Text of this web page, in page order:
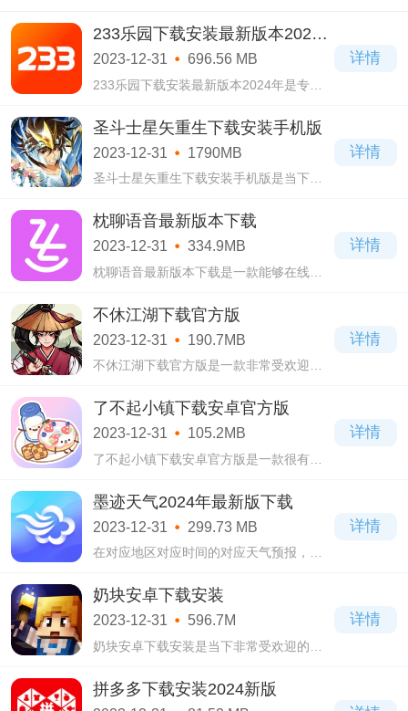
233乐园下载安装最新版本2024
年
2023-12-31 696.56 MB
233乐园下载安装最新版本2024年是专门
平台，当中设立了上百份的不同游戏区域
模块来供对应玩家自主选择关注，自由选
择加入的23
详情
圣斗士星矢重生下载安装手机版
2023-12-31 1790MB
圣斗士星矢重生下载安装手机版是当下十
星矢重生下载安装手机版游戏根据圣斗士
星矢原著动漫改编而成，人物以及场景都
完美的
详情
枕聊语音最新版本下载
2023-12-31 334.9MB
枕聊语音最新版本下载是一款能够在线聊
用户来说，线上交友非常合适，不仅能结
识到更多的好友，还不会感觉到社恐，能
随时随
详情
不休江湖下载官方版
2023-12-31 190.7MB
不休江湖下载官方版是一款非常受欢迎的
侠梦想的玩家都能来这里实现，给你打造
一个非常真实的江湖世界，每位玩家都可
以自由
详情
了不起小镇下载安卓官方版
2023-12-31 105.2MB
了不起小镇下载安卓官方版是一款很有趣
场景，画风超级治愈，给人带来非常不同
的视觉感，而且玩法丰富有趣，操作简单
易上手
详情
墨迹天气2024年最新版下载
2023-12-31 299.73 MB
在对应地区对应时间的对应天气预报，墨
迹，是有着最为实时的信息更新，有着最
为准确的情报提供的！你要做的，就是确
定好想要
详情
奶块安卓下载安装
2023-12-31 596.7M
奶块安卓下载安装是当下非常受欢迎的一
载安装游戏当中你将会以第一视角的模式
来到一个随机生成的像素世界当中，在这
详情
拼多多下载安装2024新版